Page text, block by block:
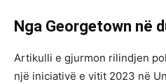
Nga Georgetown në
Artikulli e gjurmon rilindjen
një iniciativë e vitit 2023 në